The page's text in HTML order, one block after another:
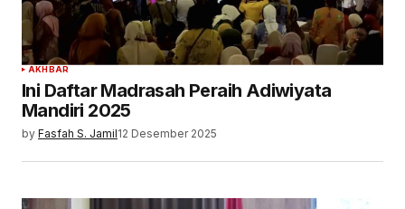
AKHBAR
Ini Daftar Madrasah Peraih Adiwiyata
Mandiri 2025
by Fasfah S. Jamil12 Desember 2025